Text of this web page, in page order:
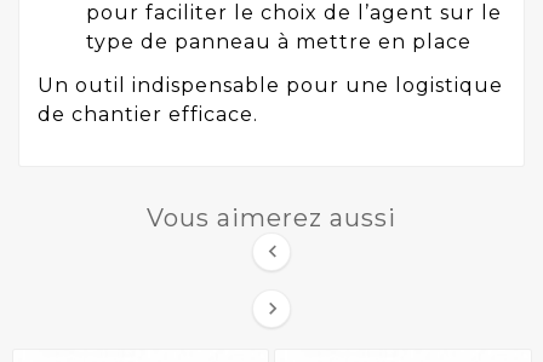
pour faciliter le choix de l’agent sur le
type de panneau à mettre en place
Un outil indispensable pour une logistique
de chantier efficace.
Vous aimerez aussi

